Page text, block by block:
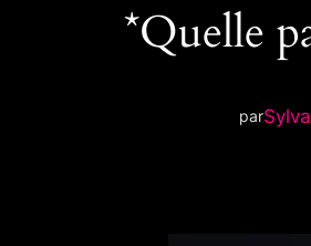
*Quelle
par